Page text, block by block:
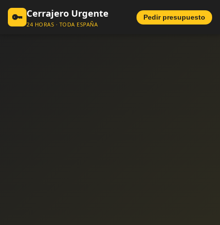
🔑 Cerrajero Urgente
24 HORAS · TODA ESPAÑA
Pedir presupuesto